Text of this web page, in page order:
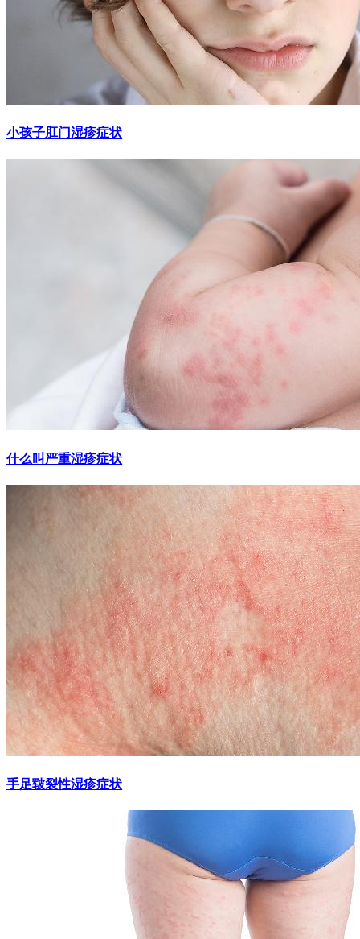
小孩子肛门湿疹症状
什么叫严重湿疹症状
手足皲裂性湿疹症状